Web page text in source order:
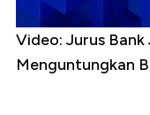
Video: Jurus
Menguntungkan